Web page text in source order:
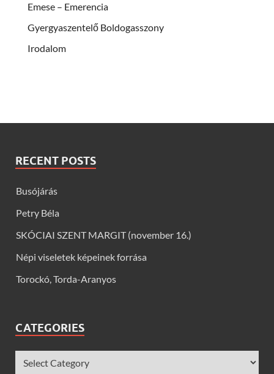
Emese – Emerencia
Gyergyaszentelő Boldogasszony
Irodalom
RECENT POSTS
Busójárás
Petry Béla
SKÓCIAI SZENT MARGIT (november 16.)
Népi viseletek képeinek forrása
Torockó, Torda-Aranyos
CATEGORIES